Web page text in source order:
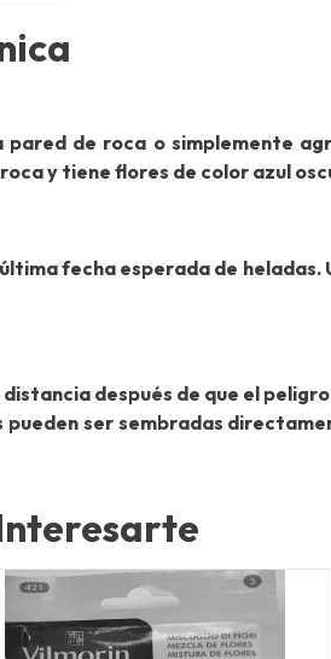
de roca o simplemente
y tiene flores de color azul
fecha esperada de
después de que el
ser sembradas